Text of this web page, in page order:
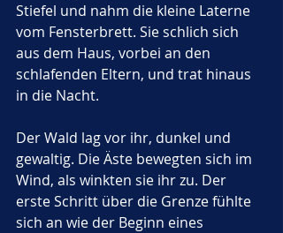
Stiefel und nahm die kleine Laterne
vom Fensterbrett. Sie schlich sich
aus dem Haus, vorbei an den
schlafenden Eltern, und trat hinaus
in die Nacht.
Der Wald lag vor ihr, dunkel und
gewaltig. Die Äste bewegten sich im
Wind, als winkten sie ihr zu. Der
erste Schritt über die Grenze fühlte
sich an wie der Beginn eines